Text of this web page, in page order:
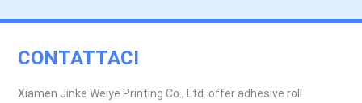
CONTATTACI
Xiamen Jinke Weiye Printing Co., Ltd. offer adhesive roll